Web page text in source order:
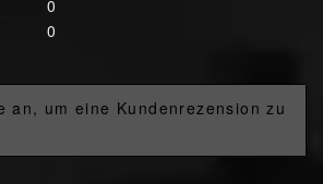
0
0
an, um eine Kundenrezension zu